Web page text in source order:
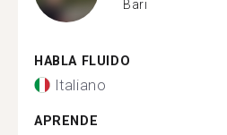
Bari
HABLA FLUIDO
Italiano
APRENDE